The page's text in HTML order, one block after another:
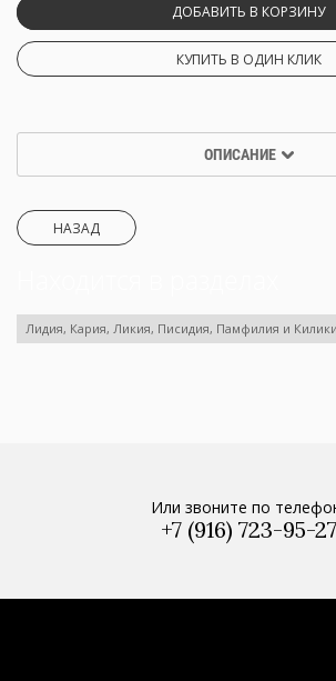
ДОБАВИТЬ В КОРЗИНУ
КУПИТЬ В ОДИН КЛИК
ОПИСАНИЕ
НАЗАД
Лидия, Кария, Ликия, Писидия, Памфилия и
Или звоните по
+7 (916) 723-95-27